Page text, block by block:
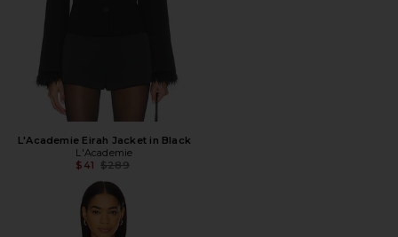
L'Academie Eirah Jacket in Black
L'Academie
$41 Предыдущая цена:
$289